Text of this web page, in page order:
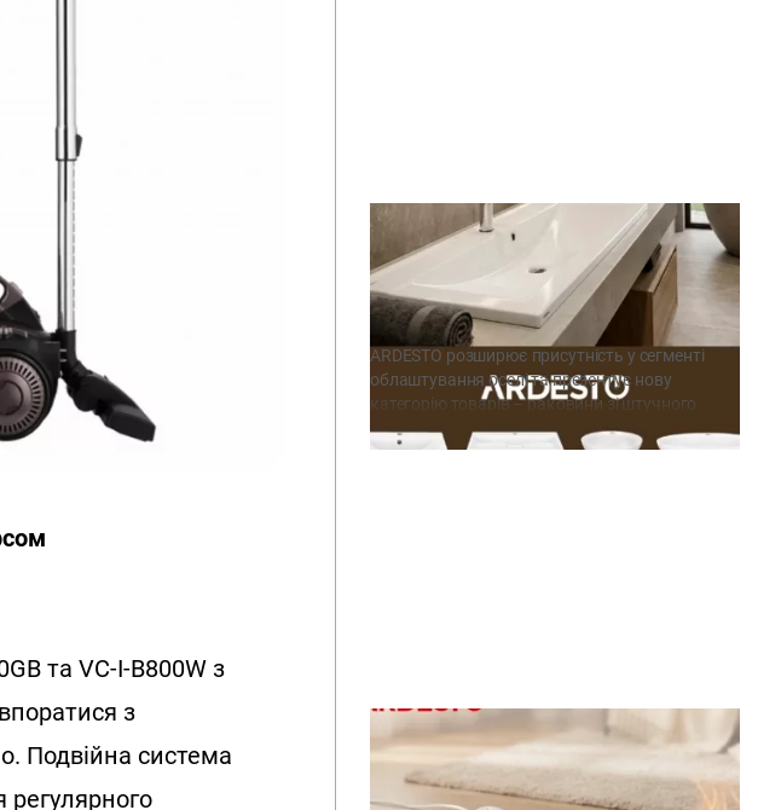
та VC-I-B800W з
з
Подвійна система
регулярного
Естетика каменю та українська
майстерність: умивальники
ARDESTO вже в наявності
ARDESTO розширює присутність у сегменті
облаштування оселі та презентує нову
категорію товарів – раковини зі штучного
каменю. Виробництво продукції зосереджено в
Україні, на потужностях заводу «Адамант».
Весняний must-have: сушарки для
взуття ARDESTO з функцією